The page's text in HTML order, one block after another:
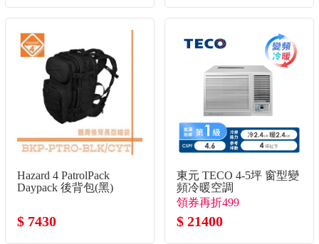
Hazard 4 PatrolPack
Daypack 後背包(黑)
$ 7430
東元 TECO 4-5坪 窗型變
頻冷暖空調
領券再折499
$ 21400